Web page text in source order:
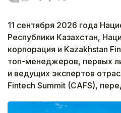
11 сентября 2026 года
Республики Казахстан,
корпорация и Kazakhstan
топ-менеджеров, первых
и ведущих экспертов
Fintech Summit (CAFS),